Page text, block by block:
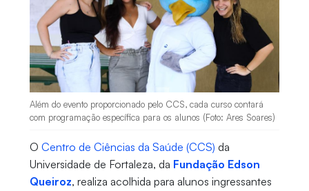
Além do evento proporcionado pelo CCS, cada curso contará
com programação específica para os alunos (Foto: Ares Soares)
O Centro de Ciências da Saúde (CCS) da
Universidade de Fortaleza, da Fundação Edson
Queiroz, realiza acolhida para alunos ingressantes